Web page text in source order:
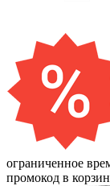
ограниченное
промокод в